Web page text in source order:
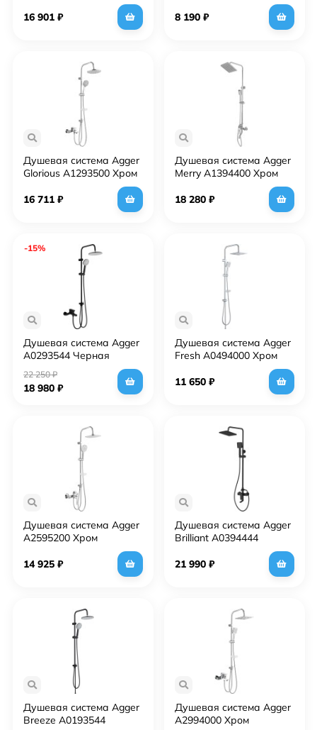
16 901 ₽
Хром
8 190 ₽
Душевая система Agger
Glorious A1293500 Хром
16 711 ₽
Душевая система Agger
Merry A1394400 Хром
18 280 ₽
-15%
Душевая система Agger
A0293544 Черная
22 250₽
18 980 ₽
Душевая система Agger
Fresh A0494000 Хром
11 650 ₽
Душевая система Agger
A2595200 Хром
14 925 ₽
Душевая система Agger
Brilliant A0394444
21 990 ₽
Душевая система Agger
Breeze A0193544
Душевая система Agger
A2994000 Хром